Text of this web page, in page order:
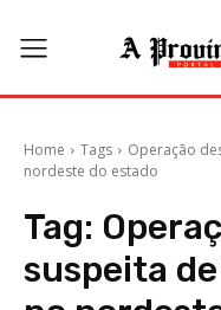
Home Tags
Operação
nordeste do estado
Tag:
suspeita